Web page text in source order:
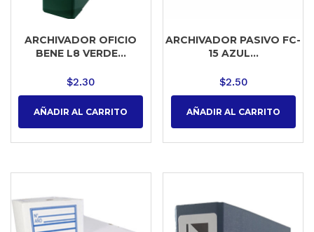
ARCHIVADOR OFICIO
BENE L8 VERDE...
$2.30
AÑADIR AL CARRITO
ARCHIVADOR PASIVO FC-
15 AZUL...
$2.50
AÑADIR AL CARRITO